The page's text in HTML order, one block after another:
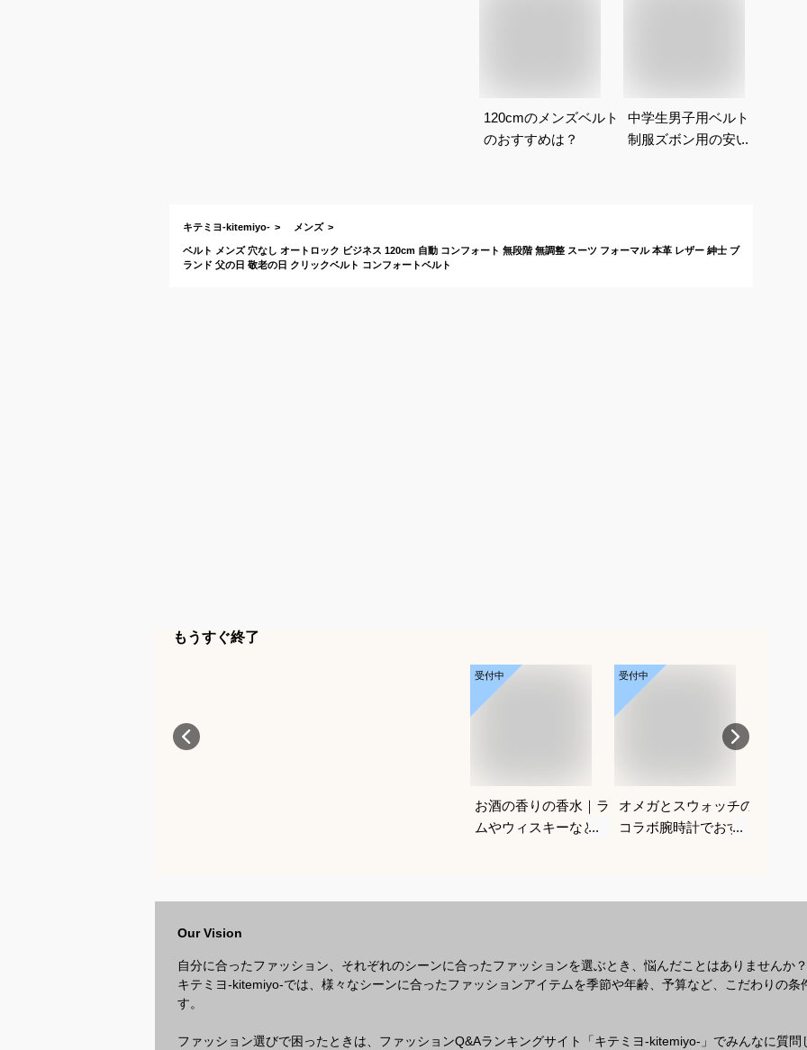
120cmのメンズベルト
のおすすめは？
中学生男子用ベルト｜
制服ズボン用の安い本
キテミヨ-kitemiyo- メンズ
ベルト メンズ 穴なし オートロック ビジネス 120cm 自動 コンフォート 無段階 無調整 スーツ フォーマル 本革 レザー 紳士 ブ
ランド 父の日 敬老の日 クリックベルト コンフォートベルト
もうすぐ終了
受付中
お酒の香りの香水｜ラ
ムやウィスキーなどの
受付中
オメガとスウォッチの
コラボ腕時計でおすす
Our Vision
自分に合ったファッション、それぞれのシーンに合ったファッションを選ぶとき、悩んだことはありませんか？
キテミヨ-kitemiyo-では、様々なシーンに合ったファッションアイテムを季節や年齢、予算など、こだわりの条
す。
ファッション選びで困ったときは、ファッションQ&Aランキングサイト「キテミヨ-kitemiyo-」でみんなに質